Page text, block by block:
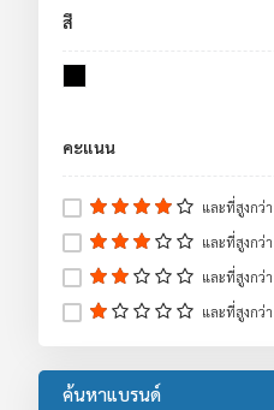
ขวดใส่สารเคมี
อะไหล่อ่างล้างตา 1
อ่างล้างตาฉุกเฉิน 16
อุปกรณ์ป้องกันตก 1
งานจราจร 23
เทปสะท้อนแสง
สี
คะแนน
และที่สูงกว่า
และที่สูงกว่า
และที่สูงกว่า
และที่สูงกว่า
ค้นหาแบรนด์